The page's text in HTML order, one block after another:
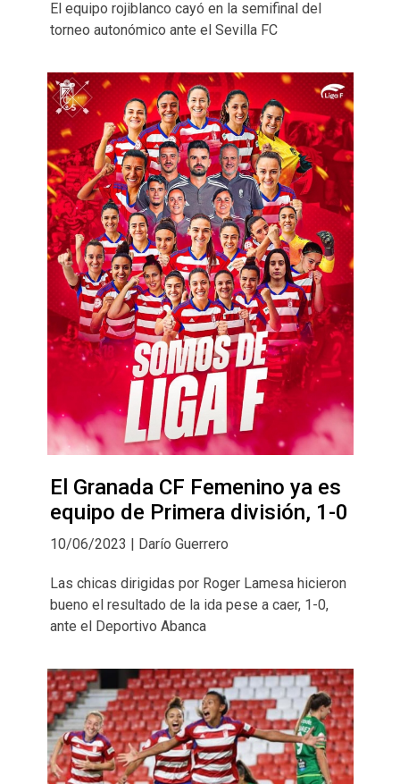
El equipo rojiblanco cayó en la semifinal del
torneo autonómico ante el Sevilla FC
El Granada CF Femenino ya es
equipo de Primera división, 1-0
10/06/2023 | Darío Guerrero
Las chicas dirigidas por Roger Lamesa hicieron
bueno el resultado de la ida pese a caer, 1-0,
ante el Deportivo Abanca